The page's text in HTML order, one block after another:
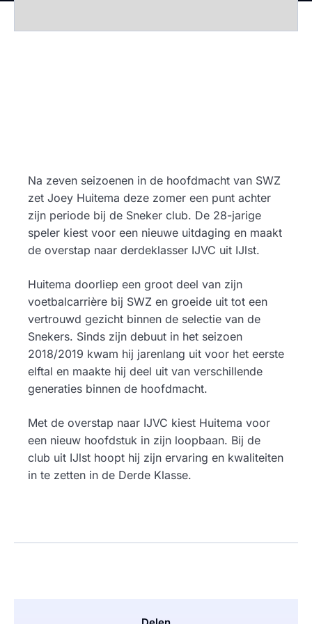
Na zeven seizoenen in de hoofdmacht van SWZ
zet Joey Huitema deze zomer een punt achter
zijn periode bij de Sneker club. De 28-jarige
speler kiest voor een nieuwe uitdaging en maakt
de overstap naar derdeklasser IJVC uit IJlst.
Huitema doorliep een groot deel van zijn
voetbalcarrière bij SWZ en groeide uit tot een
vertrouwd gezicht binnen de selectie van de
Snekers. Sinds zijn debuut in het seizoen
2018/2019 kwam hij jarenlang uit voor het eerste
elftal en maakte hij deel uit van verschillende
generaties binnen de hoofdmacht.
Met de overstap naar IJVC kiest Huitema voor
een nieuw hoofdstuk in zijn loopbaan. Bij de
club uit IJlst hoopt hij zijn ervaring en kwaliteiten
in te zetten in de Derde Klasse.